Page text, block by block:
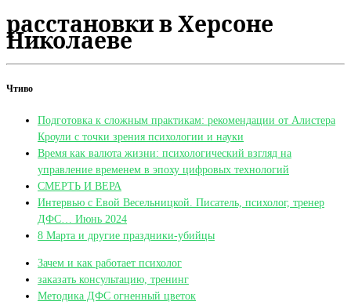
расстановки в Херсоне
Николаеве
Чтиво
Подготовка к сложным практикам: рекомендации от Алистера
Кроули с точки зрения психологии и науки
Время как валюта жизни: психологический взгляд на
управление временем в эпоху цифровых технологий
СМЕРТЬ И ВЕРА
Интервью с Евой Весельницкой. Писатель, психолог, тренер
ДФС… Июнь 2024
8 Марта и другие праздники-убийцы
Зачем и как работает психолог
заказать консультацию, тренинг
Методика ДФС огненный цветок